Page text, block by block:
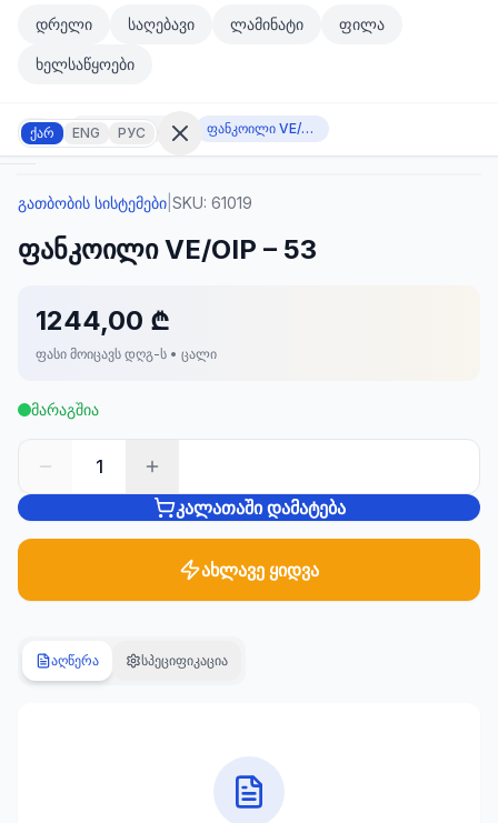
მთავარ კონტენტზე გადასვლა
მთავარ კონტენტზე გადასვლა
დრელი საღებავი ლამინატი ფილა
ხელსაწყოები
ქარ ENG РУС
შესვლა
არ
გაქვთ
ᲙᲐᲢᲔᲒᲝᲠᲘᲔᲑᲘ
სანტექნიკა
ეზო
701
გათბობის სისტემები ფანკოილი VE/OIP – 53
გათბობის სისტემები SKU: 61019
ფანკოილი VE/OIP – 53
1244,00 ₾
ფასი მოიცავს დღგ-ს • ცალი
მარაგშია
1
კალათაში დამატება
ახლავე ყიდვა
აღწერა სპეციფიკაცია